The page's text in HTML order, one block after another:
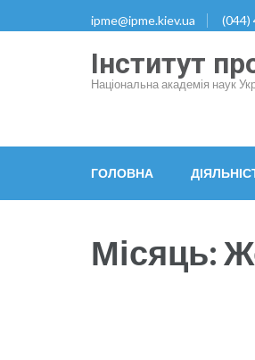
до
ipme@ipme.kiev.ua (044)
Інститут
Національна академія наук
ГОЛОВНА
Місяць: